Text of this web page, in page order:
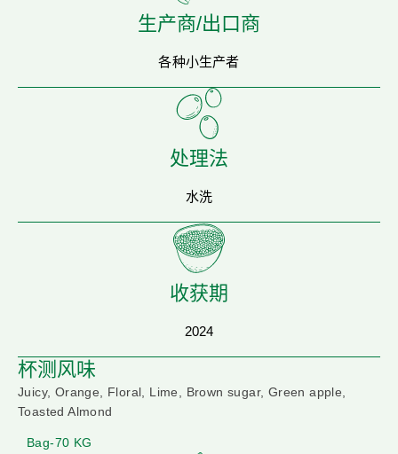
生产商/出口商
各种小生产者
处理法
水洗
收获期
2024
杯测风味
Juicy, Orange, Floral, Lime, Brown sugar, Green apple,
Toasted Almond
Bag-70 KG